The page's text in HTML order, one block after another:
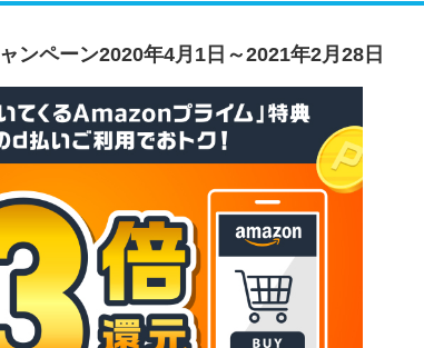
ンペーン2020年4月1日～2021年2月28日